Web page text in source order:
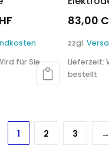
für Sie
83,00
zzgl.
Lieferzeit:
bestellt
1 2 3 →